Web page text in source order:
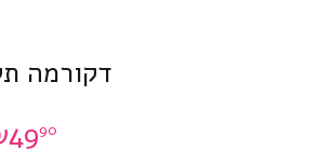
דקורמה
4990